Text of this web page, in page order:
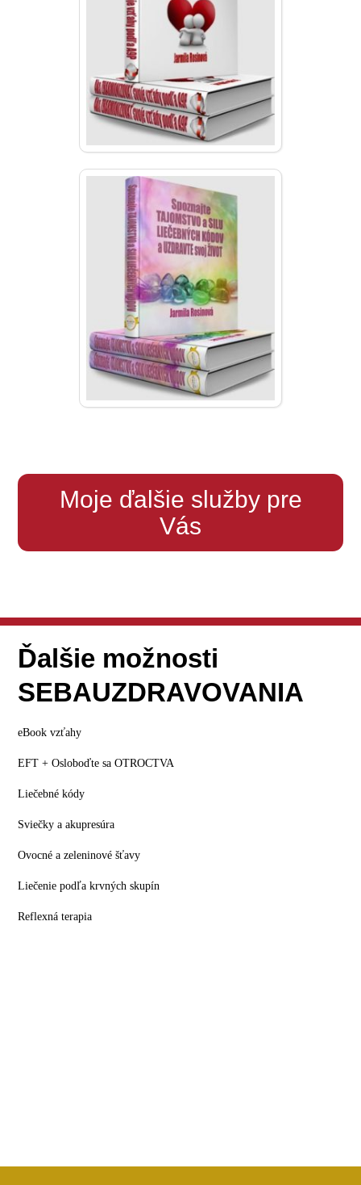
Moje ďalšie služby pre
Vás
Ďalšie možnosti
SEBAUZDRAVOVANIA
eBook vzťahy
EFT + Osloboďte sa OTROCTVA
Liečebné kódy
Sviečky a akupresúra
Ovocné a zeleninové šťavy
Liečenie podľa krvných skupín
Reflexná terapia